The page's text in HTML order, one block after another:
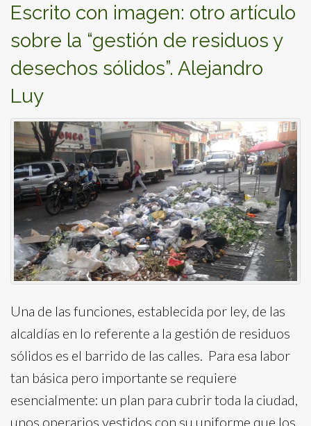
Escrito con imagen: otro artículo
sobre la “gestión de residuos y
desechos sólidos”. Alejandro
Luy
Una de las funciones, establecida por ley, de las
alcaldías en lo referente a la gestión de residuos
sólidos es el barrido de las calles. Para esa labor
tan básica pero importante se requiere
esencialmente: un plan para cubrir toda la ciudad,
unos operarios vestidos con su uniforme que los